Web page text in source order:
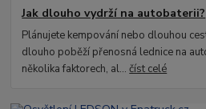
Jak dlouho vydrží na autobaterii?
Plánujete kempování nebo dlouhou
dlouho poběží přenosná lednice na
několika faktorech, al...číst celé